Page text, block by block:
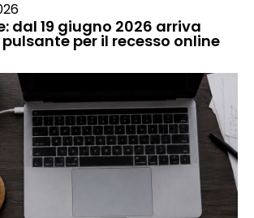
dal 19 giugno 2026 arriva
per il recesso online